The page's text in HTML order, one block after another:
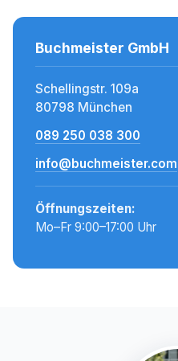
Buchmeister GmbH
Schellingstr. 109a
80798 München
089 250 038 300
info@buchmeister.com
Öffnungszeiten:
Mo–Fr 9:00–17:00 Uhr